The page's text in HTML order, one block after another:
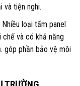
và tiện nghi.
Nhiều loại tấm panel
và có khả năng
góp phần bảo vệ môi